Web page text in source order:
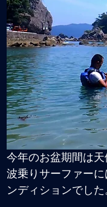
今年のお盆期間は
波乗りサーファー
ンディションでした